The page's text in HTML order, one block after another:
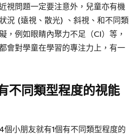
視問題一定要注意外，兒童亦有機
況 (遠視、散光) 、斜視、和不同類
，例如眼睛內聚力不足（CI）等，
會對學童在學習的專注力上，有一
不同類型程度的視能
小朋友就有1個有不同類型程度的